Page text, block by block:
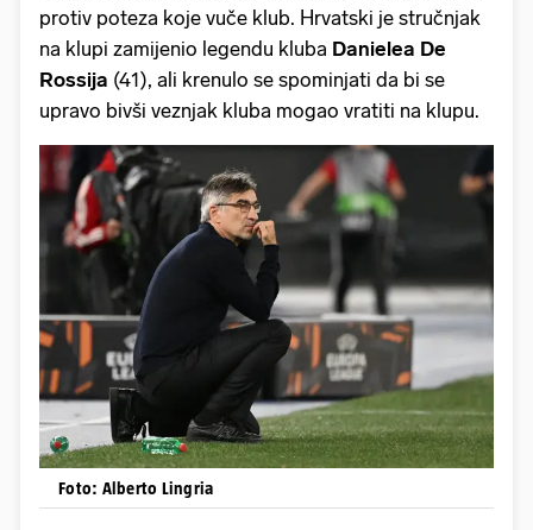
protiv poteza koje vuče klub. Hrvatski je stručnjak
na klupi zamijenio legendu kluba Danielea De
Rossija (41), ali krenulo se spominjati da bi se
upravo bivši veznjak kluba mogao vratiti na klupu.
Foto: Alberto Lingria